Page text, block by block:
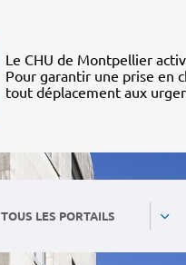
Le CHU de Montpellier
Pour garantir une prise en
tout déplacement aux
TOUS LES PORTAILS